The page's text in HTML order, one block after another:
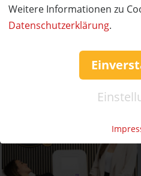
Weitere Informationen zu
Datenschutzerklärung.
Ort:Pegnitz
Wert: Preis:
JETZT